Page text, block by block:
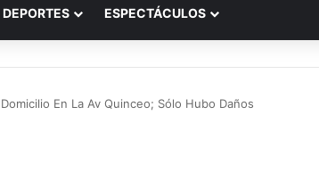
DEPORTES ESPECTÁCULOS
En La Av Quinceo; Sólo Hubo Daños